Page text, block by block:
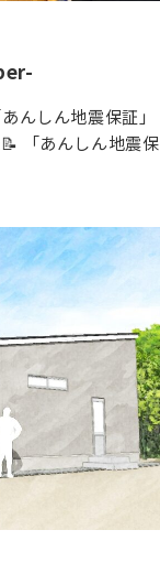
んしん地震保証」
「あんしん地震保